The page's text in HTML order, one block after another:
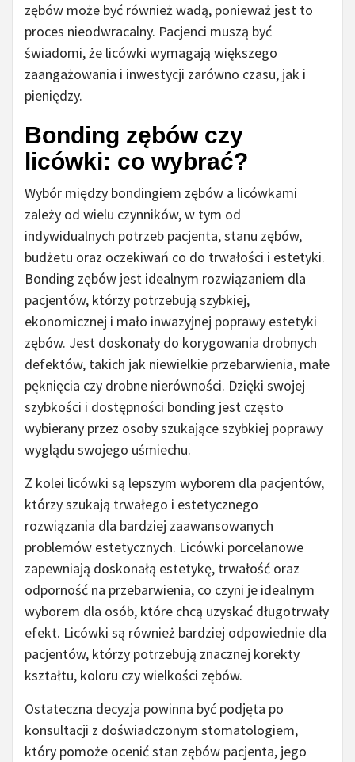
zębów może być również wadą, ponieważ jest to
proces nieodwracalny. Pacjenci muszą być
świadomi, że licówki wymagają większego
zaangażowania i inwestycji zarówno czasu, jak i
pieniędzy.
Bonding zębów czy
licówki: co wybrać?
Wybór między bondingiem zębów a licówkami
zależy od wielu czynników, w tym od
indywidualnych potrzeb pacjenta, stanu zębów,
budżetu oraz oczekiwań co do trwałości i estetyki.
Bonding zębów jest idealnym rozwiązaniem dla
pacjentów, którzy potrzebują szybkiej,
ekonomicznej i mało inwazyjnej poprawy estetyki
zębów. Jest doskonały do korygowania drobnych
defektów, takich jak niewielkie przebarwienia, małe
pęknięcia czy drobne nierówności. Dzięki swojej
szybkości i dostępności bonding jest często
wybierany przez osoby szukające szybkiej poprawy
wyglądu swojego uśmiechu.
Z kolei licówki są lepszym wyborem dla pacjentów,
którzy szukają trwałego i estetycznego
rozwiązania dla bardziej zaawansowanych
problemów estetycznych. Licówki porcelanowe
zapewniają doskonałą estetykę, trwałość oraz
odporność na przebarwienia, co czyni je idealnym
wyborem dla osób, które chcą uzyskać długotrwały
efekt. Licówki są również bardziej odpowiednie dla
pacjentów, którzy potrzebują znacznej korekty
kształtu, koloru czy wielkości zębów.
Ostateczna decyzja powinna być podjęta po
konsultacji z doświadczonym stomatologiem,
który pomoże ocenić stan zębów pacjenta, jego